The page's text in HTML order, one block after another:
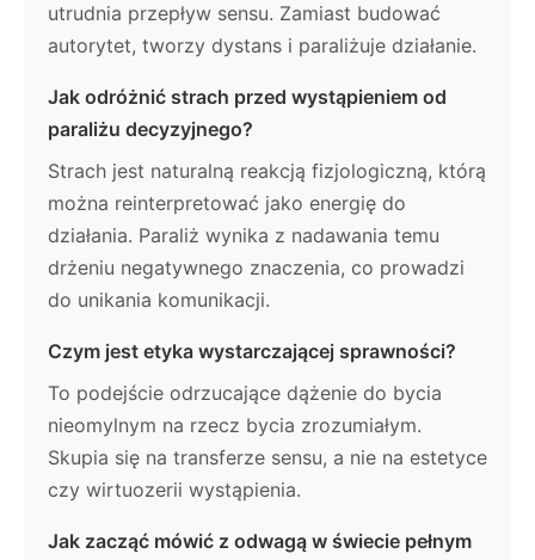
utrudnia przepływ sensu. Zamiast budować
autorytet, tworzy dystans i paraliżuje działanie.
Jak odróżnić strach przed wystąpieniem od
paraliżu decyzyjnego?
Strach jest naturalną reakcją fizjologiczną, którą
można reinterpretować jako energię do
działania. Paraliż wynika z nadawania temu
drżeniu negatywnego znaczenia, co prowadzi
do unikania komunikacji.
Czym jest etyka wystarczającej sprawności?
To podejście odrzucające dążenie do bycia
nieomylnym na rzecz bycia zrozumiałym.
Skupia się na transferze sensu, a nie na estetyce
czy wirtuozerii wystąpienia.
Jak zacząć mówić z odwagą w świecie pełnym